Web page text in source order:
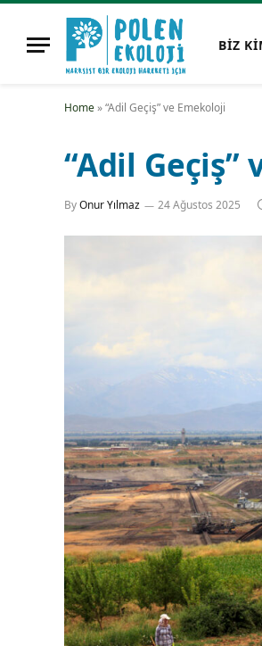
BİZ
Home»“Adil Geçiş” ve Emekoloji
“Adil Geçiş”
ByOnur Yılmaz 24 Ağustos 2025